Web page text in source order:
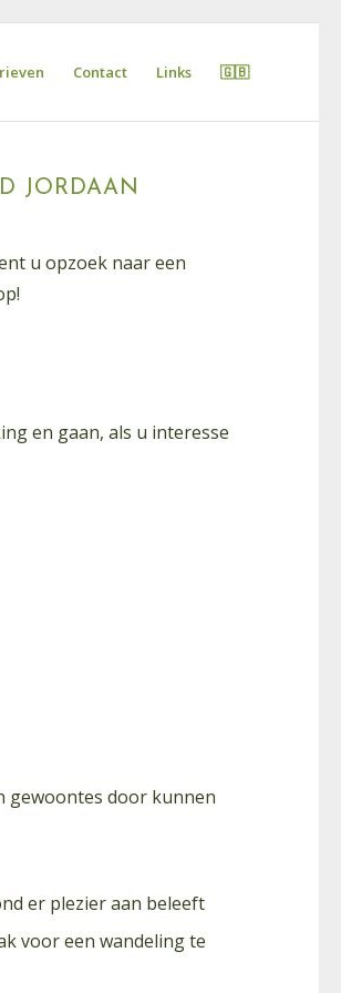
Contact Links 🇬🇧
JORDAAN
u opzoek naar een
en gaan, als u interesse
gewoontes door kunnen
er plezier aan beleeft
voor een wandeling te